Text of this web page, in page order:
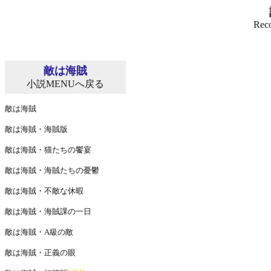
敵は海賊
小説MENUへ戻る
敵は海賊
敵は海賊・海賊版
敵は海賊・猫たちの饗宴
敵は海賊・海賊たちの憂鬱
敵は海賊・不敵な休暇
敵は海賊・海賊課の一日
敵は海賊・A級の敵
敵は海賊・正義の眼